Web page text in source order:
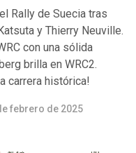
Rally de Suecia tras
y Thierry Neuville.
con una sólida
brilla en WRC2.
carrera histórica!
febrero de 2025